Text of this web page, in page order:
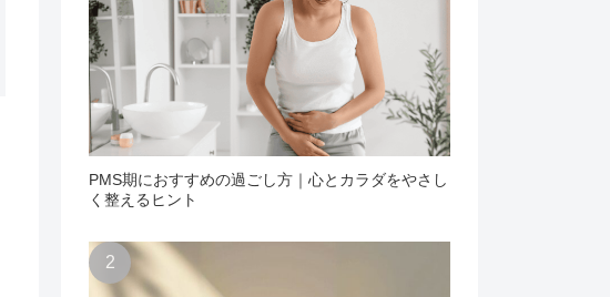
PMS期におすすめの過ごし方｜心とカラダをやさし
く整えるヒント